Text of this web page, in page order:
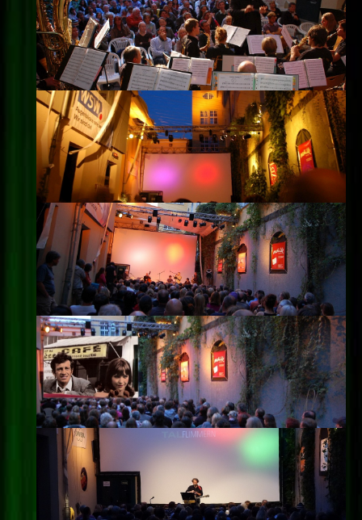
Archiv
Kontakt
Impressum
Datenschutz